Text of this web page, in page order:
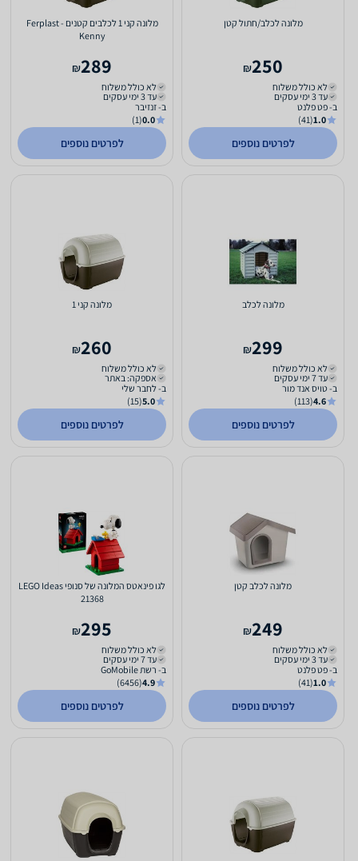
מלונה לכלב/חתול קטן
250
₪
לא כולל משלוח
עד 3 ימי עסקים
ב- פט פלנט
1.0
(41)
לפרטים נוספים
מלונה קני 1 לכלבים קטנים - Ferplast
Kenny
289
₪
לא כולל משלוח
עד 3 ימי עסקים
ב- זנזיבר
0.0
(1)
לפרטים נוספים
מלונה לכלב
299
₪
לא כולל משלוח
עד 7 ימי עסקים
ב- טויס אנד מור
4.6
(113)
לפרטים נוספים
מלונה קני 1
260
₪
לא כולל משלוח
אספקה: באתר
ב- לחבר שלי
5.0
(15)
לפרטים נוספים
מלונה לכלב קטן
249
₪
לא כולל משלוח
עד 3 ימי עסקים
ב- פט פלנט
1.0
(41)
לפרטים נוספים
לגו פינאטס המלונה של סנופי LEGO Ideas
21368
295
₪
לא כולל משלוח
עד 7 ימי עסקים
ב- רשת GoMobile
4.9
(6456)
לפרטים נוספים